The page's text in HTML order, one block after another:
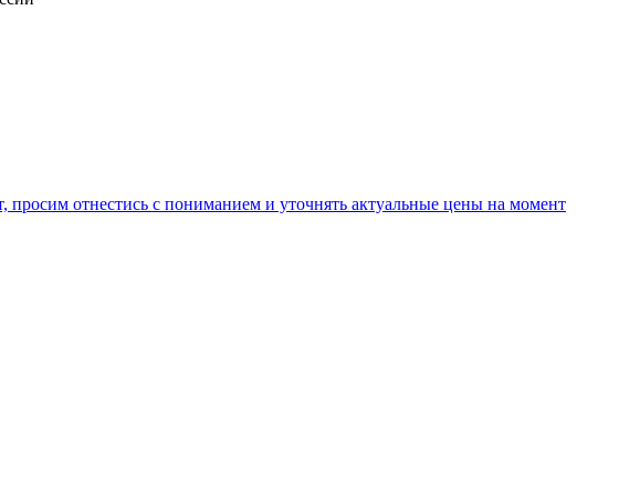
отнестись с пониманием и уточнять актуальные цены на момент